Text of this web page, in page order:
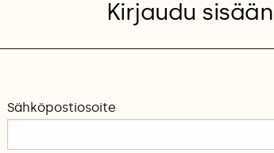
Kirjaudu sisään
Sähköpostiosoite